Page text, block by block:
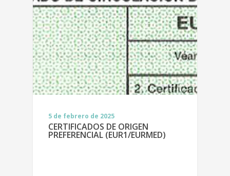
5 de febrero de 2025
CERTIFICADOS DE ORIGEN
PREFERENCIAL (EUR1/EURMED)